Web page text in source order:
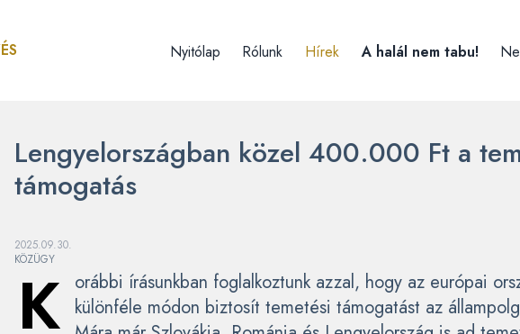
Nyitólap Rólunk Hírek A halál nem tabu!
Lengyelországban közel 400.000 Ft a
támogatás
2025.09.30.
KÖZÜGY
K orábbi írásunkban foglalkoztunk azzal, hogy az európai
különféle módon biztosít temetési támogatást az